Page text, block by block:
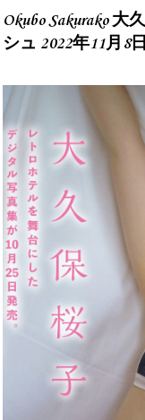
Okubo Sakurako 大
シュ 2022年11月8